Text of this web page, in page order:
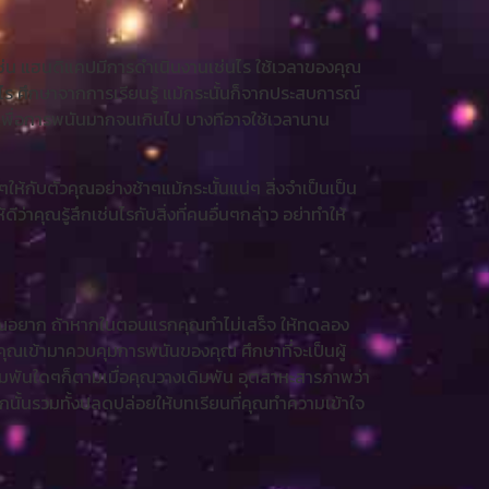
แฮนดิแคปมีการดำเนินงานเช่นไร ใช้เวลาของคุณ
ศึกษาจากการเรียนรู้ แม้กระนั้นก็จากประสบการณ์
อการพนันมากจนเกินไป บางทีอาจใช้เวลานาน
ห้กับตัวคุณอย่างช้าๆแม้กระนั้นแน่ๆ สิ่งจำเป็นเป็น
ว่าคุณรู้สึกเช่นไรกับสิ่งที่คนอื่นๆกล่าว อย่าทำให้
ยาก ถ้าหากในตอนแรกคุณทำไม่เสร็จ ให้ทดลอง
เข้ามาควบคุมการพนันของคุณ ศึกษาที่จะเป็นผู้
พันใดๆก็ตามเมื่อคุณวางเดิมพัน อุตสาหะสารภาพว่า
นรวมทั้งปลดปล่อยให้บทเรียนที่คุณทำความเข้าใจ